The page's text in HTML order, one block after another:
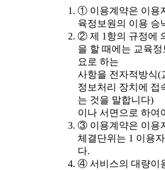
① 이용계약은 이용
육정보원의 이용 승
② 제 1항의 규정에
을 할 때에는 교육
요로 하는
사항을 전자적방식(
정보처리 장치에 접
는 것을 말합니다)
이나 서면으로 하여
③ 이용계약은 이용
체결단위는 1 이용
다.
④ 서비스의 대량이